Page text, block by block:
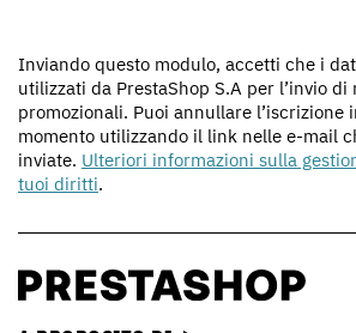
Inviando questo modulo, accetti che i
utilizzati da PrestaShop S.A per l’invio
promozionali. Puoi annullare l’iscrizione
momento utilizzando il link nelle e-mail
inviate. Ulteriori informazioni sulla
tuoi diritti.